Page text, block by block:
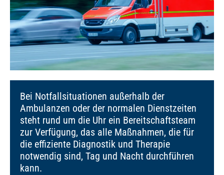
Bei Notfallsituationen außerhalb der
Ambulanzen oder der normalen Dienstzeiten
steht rund um die Uhr ein Bereitschaftsteam
zur Verfügung, das alle Maßnahmen, die für
die effiziente Diagnostik und Therapie
notwendig sind, Tag und Nacht durchführen
kann.